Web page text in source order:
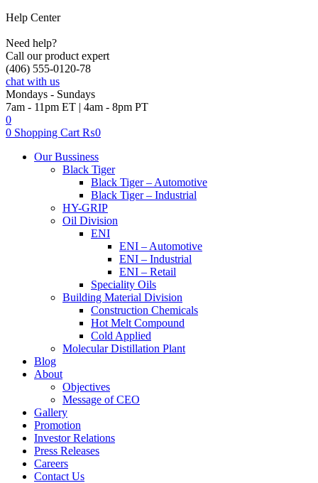
Help Center
Need help?
Call our product expert
(406) 555-0120-78
chat with us
Mondays - Sundays
7am - 11pm ET | 4am - 8pm PT
0
0 Shopping Cart ₨0
Our Bussiness
Black Tiger
Black Tiger – Automotive
Black Tiger – Industrial
HY-GRIP
Oil Division
ENI
ENI – Automotive
ENI – Industrial
ENI – Retail
Speciality Oils
Building Material Division
Construction Chemicals
Hot Melt Compound
Cold Applied
Molecular Distillation Plant
Blog
About
Objectives
Message of CEO
Gallery
Promotion
Investor Relations
Press Releases
Careers
Contact Us